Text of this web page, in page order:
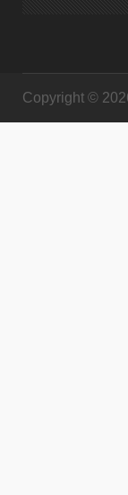
Copyright ©